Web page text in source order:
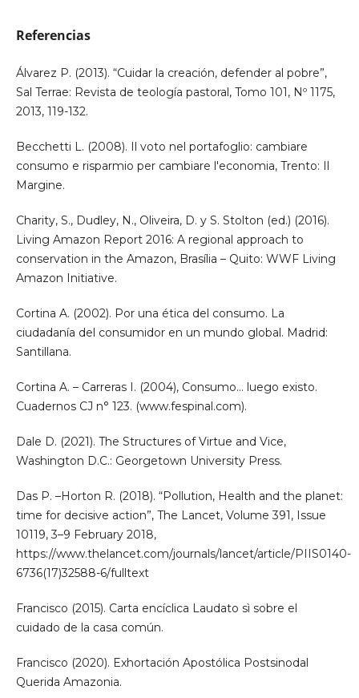
Referencias
Álvarez P. (2013). “Cuidar la creación, defender al pobre”,
Sal Terrae: Revista de teología pastoral, Tomo 101, Nº 1175,
2013, 119-132.
Becchetti L. (2008). Il voto nel portafoglio: cambiare
consumo e risparmio per cambiare l'economia, Trento: Il
Margine.
Charity, S., Dudley, N., Oliveira, D. y S. Stolton (ed.) (2016).
Living Amazon Report 2016: A regional approach to
conservation in the Amazon, Brasília – Quito: WWF Living
Amazon Initiative.
Cortina A. (2002). Por una ética del consumo. La
ciudadanía del consumidor en un mundo global. Madrid:
Santillana.
Cortina A. – Carreras I. (2004), Consumo... luego existo.
Cuadernos CJ n° 123. (www.fespinal.com).
Dale D. (2021). The Structures of Virtue and Vice,
Washington D.C.: Georgetown University Press.
Das P. –Horton R. (2018). “Pollution, Health and the planet:
time for decisive action”, The Lancet, Volume 391, Issue
10119, 3–9 February 2018,
https://www.thelancet.com/journals/lancet/article/PIIS0140-
6736(17)32588-6/fulltext
Francisco (2015). Carta encíclica Laudato sì sobre el
cuidado de la casa común.
Francisco (2020). Exhortación Apostólica Postsinodal
Querida Amazonia.